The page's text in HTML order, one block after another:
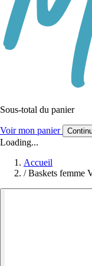
Sous-total du panier
Voir mon panier
Loading...
Accueil
/ Baskets femme